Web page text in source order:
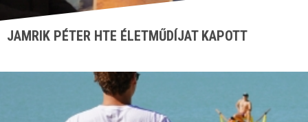
JAMRIK PÉTER HTE ÉLETMŰDÍJAT KAPOTT